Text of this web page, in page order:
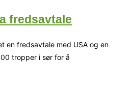
fredsavtale
en fredsavtale med USA og en
tropper i sør for å